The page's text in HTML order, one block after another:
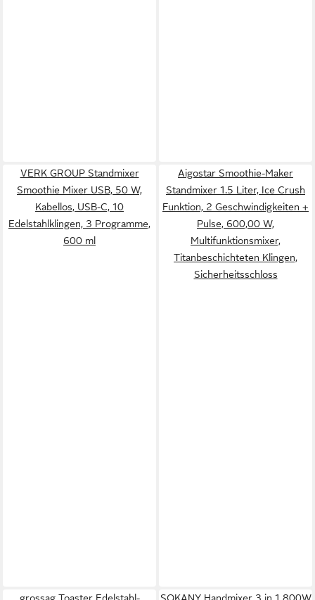
VERK GROUP Standmixer
Smoothie Mixer USB, 50 W,
Kabellos, USB-C, 10
Edelstahlklingen, 3 Programme,
600 ml
Aigostar Smoothie-Maker
Standmixer 1.5 Liter, Ice Crush
Funktion, 2 Geschwindigkeiten +
Pulse, 600,00 W,
Multifunktionsmixer,
Titanbeschichteten Klingen,
Sicherheitsschloss